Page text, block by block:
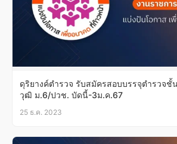
ดุริยางค์ตำรวจ รับสมัครสอบบรรจุตำรวจชั้
วุฒิ ม.6/ปวช. บัดนี้-3ม.ค.67
25 ธ.ค. 2023